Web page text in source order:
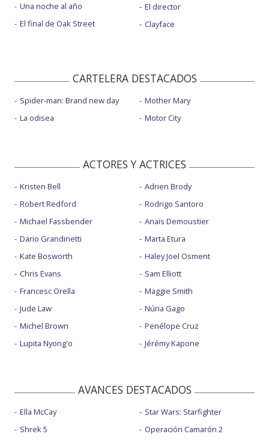
Una noche al año
El final de Oak Street
El director
Clayface
CARTELERA DESTACADOS
Spider-man: Brand new day
La odisea
Mother Mary
Motor City
ACTORES Y ACTRICES
Kristen Bell
Robert Redford
Michael Fassbender
Dario Grandinetti
Kate Bosworth
Chris Evans
Francesc Orella
Jude Law
Michel Brown
Lupita Nyong'o
Adrien Brody
Rodrigo Santoro
Anaïs Demoustier
Marta Etura
Haley Joel Osment
Sam Elliott
Maggie Smith
Núria Gago
Penélope Cruz
Jérémy Kapone
AVANCES DESTACADOS
Ella McCay
Shrek 5
Star Wars: Starfighter
Operación Camarón 2